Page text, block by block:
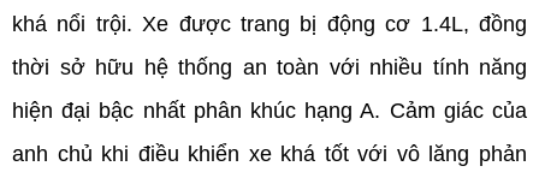
khá nổi trội. Xe được trang bị động cơ 1.4L, đồng
thời sở hữu hệ thống an toàn với nhiều tính năng
hiện đại bậc nhất phân khúc hạng A. Cảm giác của
anh chủ khi điều khiển xe khá tốt với vô lăng phản